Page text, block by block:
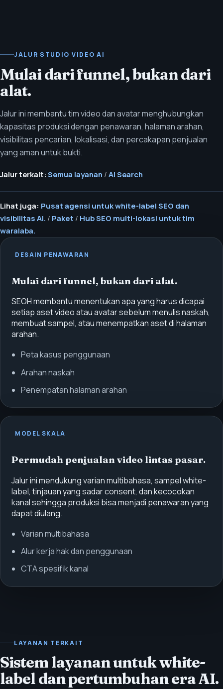
JALUR STUDIO VIDEO AI
Mulai dari funnel, bukan dari
alat.
Jalur ini membantu tim video dan avatar menghubungkan
kapasitas produksi dengan penawaran, halaman arahan,
visibilitas pencarian, lokalisasi, dan percakapan penjualan
yang aman untuk bukti.
Jalur terkait: Semua layanan / AI Search
Lihat juga: Pusat agensi untuk white-label SEO dan
visibilitas AI. / Paket / Hub SEO multi-lokasi untuk tim
waralaba.
DESAIN PENAWARAN
Mulai dari funnel, bukan dari alat.
SEOH membantu menentukan apa yang harus dicapai
setiap aset video atau avatar sebelum menulis naskah,
membuat sampel, atau menempatkan aset di halaman
arahan.
Peta kasus penggunaan
Arahan naskah
Penempatan halaman arahan
MODEL SKALA
Permudah penjualan video lintas pasar.
Jalur ini mendukung varian multibahasa, sampel white-
label, tinjauan yang sadar consent, dan kecocokan
kanal sehingga produksi bisa menjadi penawaran yang
dapat diulang.
Varian multibahasa
Alur kerja hak dan penggunaan
CTA spesifik kanal
LAYANAN TERKAIT
Sistem layanan untuk white-
label dan pertumbuhan era AI.